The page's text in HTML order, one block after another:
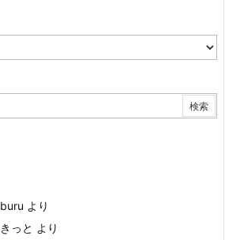
buru より
きっと より